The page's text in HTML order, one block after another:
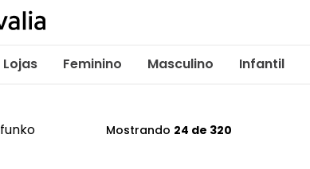
Lojas Feminino Masculino Infantil
funko Mostrando 24 de 320